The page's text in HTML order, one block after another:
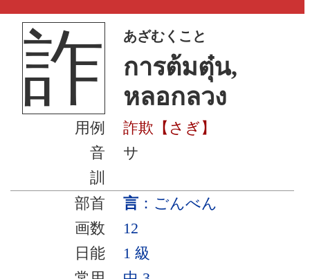
詐 あざむくこと
การต้มตุ๋น,
หลอกลวง
用例
詐欺【さぎ】
音
サ
訓
部首
言 ：ごんべん
画数
12
日能
1 級